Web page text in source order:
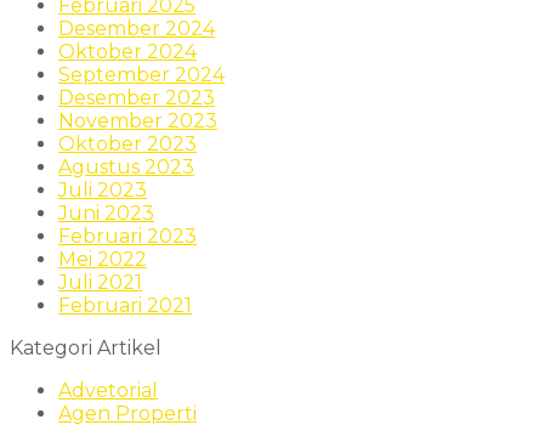
Februari 2025
Desember 2024
Oktober 2024
September 2024
Desember 2023
November 2023
Oktober 2023
Agustus 2023
Juli 2023
Juni 2023
Februari 2023
Mei 2022
Juli 2021
Februari 2021
Kategori Artikel
Advetorial
Agen Properti